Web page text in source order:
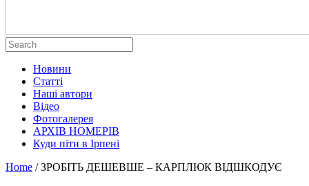
Новини
Статті
Наші автори
Відео
Фотогалерея
АРХІВ НОМЕРІВ
Куди піти в Ірпені
Home / ЗРОБІТЬ ДЕШЕВШЕ – КАРПЛЮК ВІДШКОДУЄ